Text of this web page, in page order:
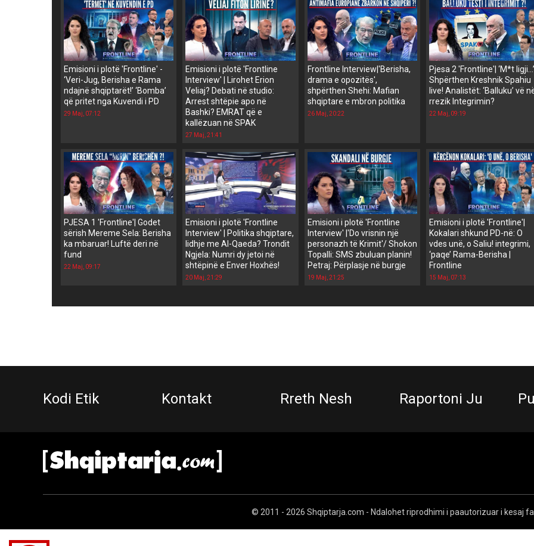
Emisioni i plotë 'Frontline' -
‘Veri-Jug, Berisha e Rama
ndajnë shqiptarët!’ ‘Bomba’
që pritet nga Kuvendi i PD
29 Maj, 07:12
Emisioni i plotë 'Frontline
Interview' | Lirohet Erion
Veliaj? Debati në studio:
Arrest shtëpie apo në
Bashki? EMRAT që e
kallëzuan në SPAK
27 Maj, 21:41
Frontline Interview|'Berisha,
drama e opozitës',
shpërthen Shehi: Mafian
shqiptare e mbron politika
26 Maj, 20:22
Pjesa 2 'Frontline'| ‘M*t ligji…’
Shpërthen Kreshnik Spahiu
live! Analistët: ‘Balluku’ vë
rrezik Integrimin?
22 Maj, 09:19
PJESA 1 'Frontline'| Godet
sërish Mereme Sela: Berisha
ka mbaruar! Luftë deri në
fund
22 Maj, 09:17
Emisioni i plotë 'Frontline
Interview' | Politika shqiptare,
lidhje me Al-Qaeda? Trondit
Ngjela: Numri dy jetoi në
shtëpinë e Enver Hoxhës!
20 Maj, 21:29
Emisioni i plotë 'Frontline
Interview' |'Do vrisnin një
personazh të Krimit'/ Shokon
Topalli: SMS zbuluan planin!
Petraj: Përplasje në burgje
19 Maj, 21:25
Emisioni i plotë 'Frontline'|
Kokalari shkund PD-në: O
vdes unë, o Saliu! integrimi,
‘paqe’ Rama-Berisha |
Frontline
15 Maj, 07:13
Kodi Etik Kontakt Rreth Nesh Raportoni Ju
© 2011 - 2026 Shqiptarja.com - Ndalohet riprodhimi i paautorizuar i kesaj